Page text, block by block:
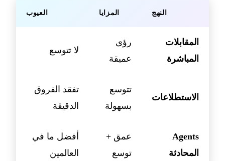
النهج المزايا العيوب
المقابلات
المباشرة
رؤى
عميقة
لا تتوسع
الاستطلاعات
تتوسع
بسهولة
تفقد الفروق
الدقيقة
Agents
المحادثة
عمق +
توسع
أفضل ما في
العالمين